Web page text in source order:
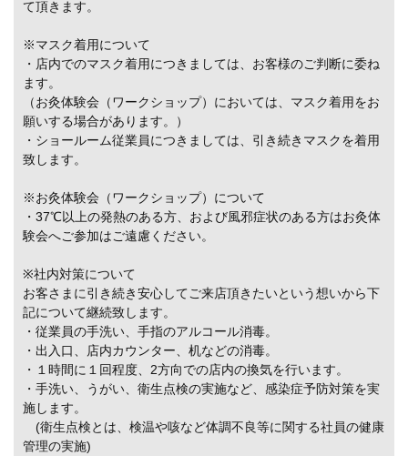
て頂きます。
※マスク着用について
・店内でのマスク着用につきましては、お客様のご判断に委ね
ます。
（お灸体験会（ワークショップ）においては、マスク着用をお
願いする場合があります。）
・ショールーム従業員につきましては、引き続きマスクを着用
致します。
※お灸体験会（ワークショップ）について
・37℃以上の発熱のある方、および風邪症状のある方はお灸体
験会へご参加はご遠慮ください。
※社内対策について
お客さまに引き続き安心してご来店頂きたいという想いから下
記について継続致します。
・従業員の手洗い、手指のアルコール消毒。
・出入口、店内カウンター、机などの消毒。
・１時間に１回程度、2方向での店内の換気を行います。
・手洗い、うがい、衛生点検の実施など、感染症予防対策を実
施します。
(衛生点検とは、検温や咳など体調不良等に関する社員の健康
管理の実施)